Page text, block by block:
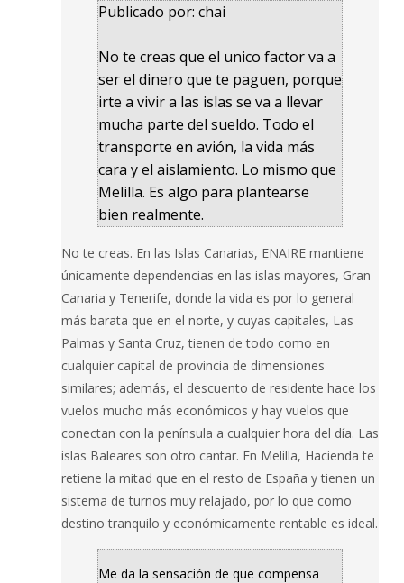
Publicado por: chai
No te creas que el unico factor va a
ser el dinero que te paguen, porque
irte a vivir a las islas se va a llevar
mucha parte del sueldo. Todo el
transporte en avión, la vida más
cara y el aislamiento. Lo mismo que
Melilla. Es algo para plantearse
bien realmente.
No te creas. En las Islas Canarias, ENAIRE mantiene
únicamente dependencias en las islas mayores, Gran
Canaria y Tenerife, donde la vida es por lo general
más barata que en el norte, y cuyas capitales, Las
Palmas y Santa Cruz, tienen de todo como en
cualquier capital de provincia de dimensiones
similares; además, el descuento de residente hace los
vuelos mucho más económicos y hay vuelos que
conectan con la península a cualquier hora del día. Las
islas Baleares son otro cantar. En Melilla, Hacienda te
retiene la mitad que en el resto de España y tienen un
sistema de turnos muy relajado, por lo que como
destino tranquilo y económicamente rentable es ideal.
Me da la sensación de que compensa